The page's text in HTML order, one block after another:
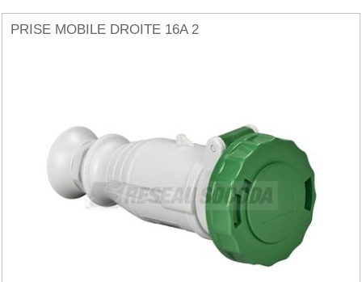
PRISE MOBILE DROITE 16A 2